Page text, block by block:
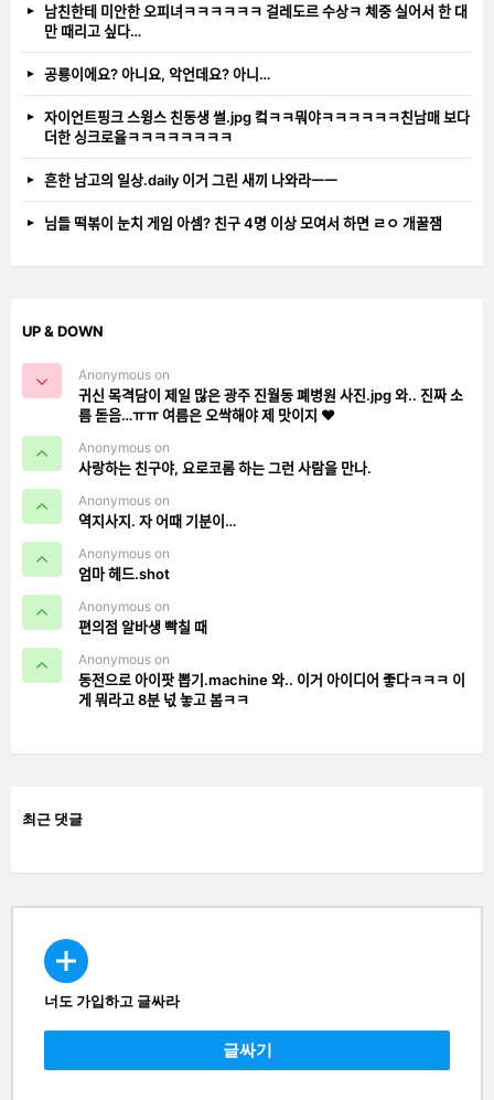
남친한테 미안한 오피녀ㅋㅋㅋㅋㅋㅋ 걸레도르 수상ㅋ 체중 실어서 한 대
만 때리고 싶다…
공룡이에요? 아니요, 악언데요? 아니…
자이언트핑크 스윙스 친동생 썰.jpg 컼ㅋㅋ뭐야ㅋㅋㅋㅋㅋㅋ친남매 보다
더한 싱크로율ㅋㅋㅋㅋㅋㅋㅋㅋ
흔한 남고의 일상.daily 이거 그린 새끼 나와라ㅡㅡ
님들 떡볶이 눈치 게임 아셈? 친구 4명 이상 모여서 하면 ㄹㅇ 개꿀잼
UP & DOWN
Anonymous on
귀신 목격담이 제일 많은 광주 진월동 폐병원 사진.jpg 와.. 진짜 소
름 돋음…ㅠㅠ 여름은 오싹해야 제 맛이지 ❤️
Anonymous on
사랑하는 친구야, 요로코롬 하는 그런 사람을 만나.
Anonymous on
역지사지. 자 어때 기분이…
Anonymous on
엄마 헤드.shot
Anonymous on
편의점 알바생 빡칠 때
Anonymous on
동전으로 아이팟 뽑기.machine 와.. 이거 아이디어 좋다ㅋㅋㅋ 이
게 뭐라고 8분 넋 놓고 봄ㅋㅋ
최근 댓글
CREATE
너도 가입하고 글싸라
글싸기